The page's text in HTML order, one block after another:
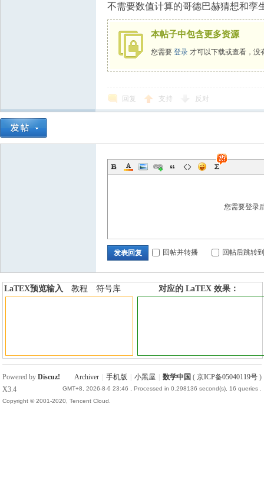
不需要数值计算的哥德巴赫猜想和孪
本帖子中包含更多资源
您需要 登录 才可以下载或查看，没
回复 支持 反对
您需要登录
发表回复 回帖并转播 回帖后跳转
LaTEX预览输入 教程
符号库
对应的 LaTEX 效果：
Archiver 手机版 小黑屋 数学中国 ( 京ICP备05040119号)
GMT+8, 2026-8-6 23:46 , Processed in 0.298136 second(s), 16 queries .
Powered byDiscuz!
X3.4
Copyright © 2001-2020, Tencent Cloud.